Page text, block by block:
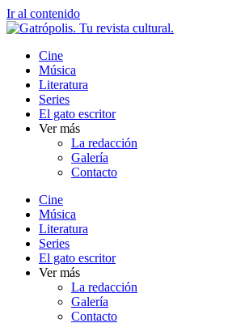
Ir al contenido
Cine
Música
Literatura
Series
El gato escritor
Ver más
La redacción
Galería
Contacto
Cine
Música
Literatura
Series
El gato escritor
Ver más
La redacción
Galería
Contacto